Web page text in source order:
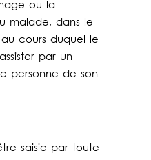
ou la
malade, dans le
cours duquel le
par un
personne de son
saisie par toute